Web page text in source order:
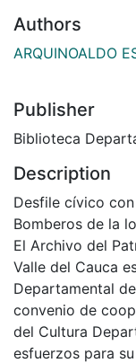
Authors
ARQUINOALDO
Publisher
Biblioteca
Description
Desfile cívico
Bomberos de la
El Archivo del
Valle del Cauca
Departamental
convenio de
del Cultura
esfuerzos para